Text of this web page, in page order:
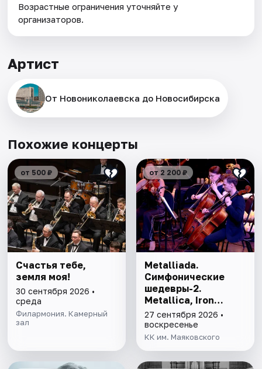
Возрастные ограничения уточняйте у
организаторов.
Артист
От Новониколаевска до Новосибирска
Похожие концерты
от 500 ₽
Счастья тебе,
земля моя!
30 сентября 2026 •
среда
Филармония. Камерный
зал
от 2 200 ₽
Metalliada.
Симфонические
шедевры-2.
Metallica, Iron
Maiden, Scorpions,
Nightwish
27 сентября 2026 •
воскресенье
КК им. Маяковского